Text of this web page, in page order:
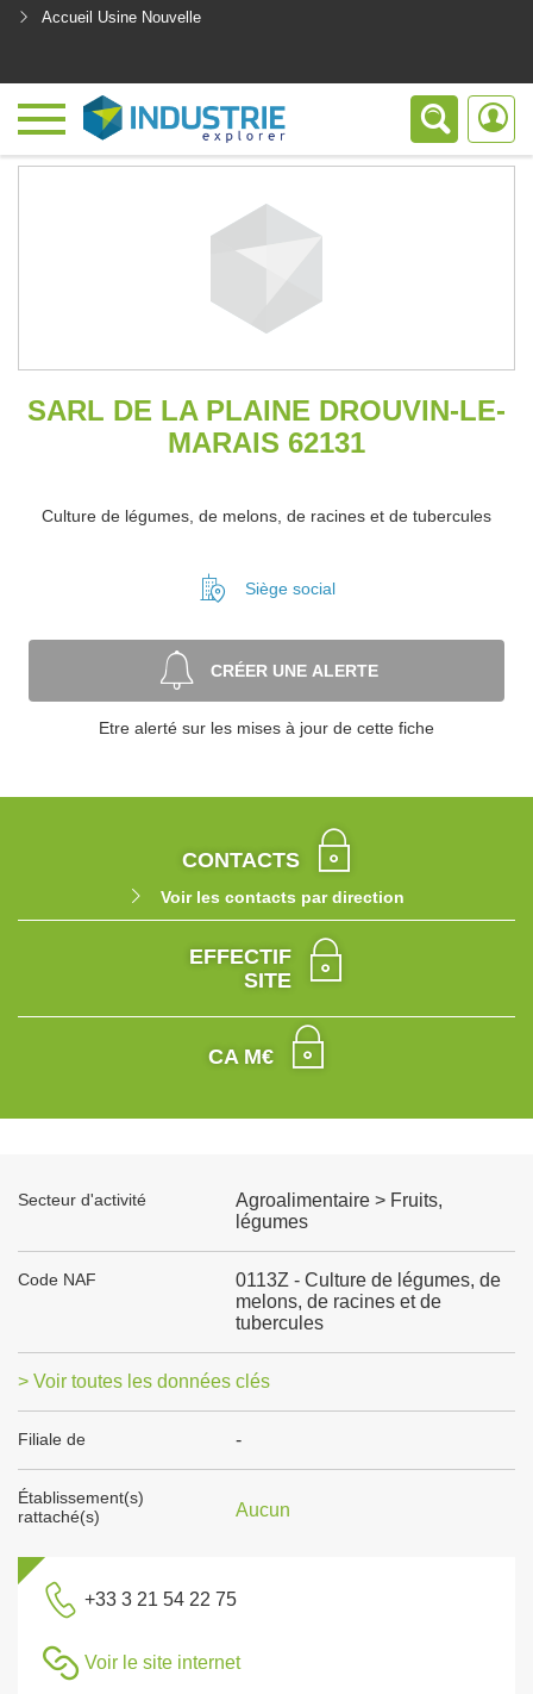
Accueil Usine Nouvelle
SARL DE LA PLAINE DROUVIN-LE-
MARAIS 62131
Culture de légumes, de melons, de racines et de tubercules
Siège social
CRÉER UNE ALERTE
Etre alerté sur les mises à jour de cette fiche
CONTACTS
Voir les contacts par direction
EFFECTIF
SITE
CA M€
Secteur d'activité
Agroalimentaire > Fruits,
légumes
Code NAF
0113Z - Culture de légumes, de
melons, de racines et de
tubercules
> Voir toutes les données clés
Filiale de -
Établissement(s)
rattaché(s)
Aucun
+33 3 21 54 22 75
Voir le site internet